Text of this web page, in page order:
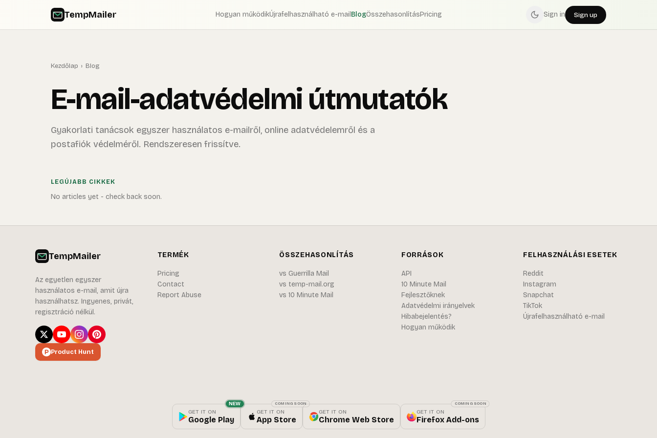
TempMailer Hogyan működikÚjrafelhasználható e-mail BlogÖsszehasonlításPricing Sign in Sign up
Kezdőlap › Blog
E-mail-adatvédelmi útmutatók
Gyakorlati tanácsok egyszer használatos e-mailről, online adatvédelemről és a
postafiók védelméről. Rendszeresen frissítve.
LEGÚJABB CIKKEK
No articles yet - check back soon.
TempMailer
Az egyetlen egyszer
használatos e-mail, amit újra
használhatsz. Ingyenes, privát,
regisztráció nélkül.
Product Hunt
TERMÉK
Pricing
Contact
Report Abuse
ÖSSZEHASONLÍTÁS
vs Guerrilla Mail
vs temp-mail.org
vs 10 Minute Mail
FORRÁSOK
API
10 Minute Mail
Fejlesztőknek
Adatvédelmi irányelvek
Hibabejelentés?
Hogyan működik
FELHASZNÁLÁSI ESETEK
Reddit
Instagram
Snapchat
TikTok
Újrafelhasználható e-mail
GET IT ON
Google Play
NEW
GET IT ON
App Store
COMING SOON
GET IT ON
Chrome Web Store
GET IT ON
Firefox Add-ons
COMING SOON